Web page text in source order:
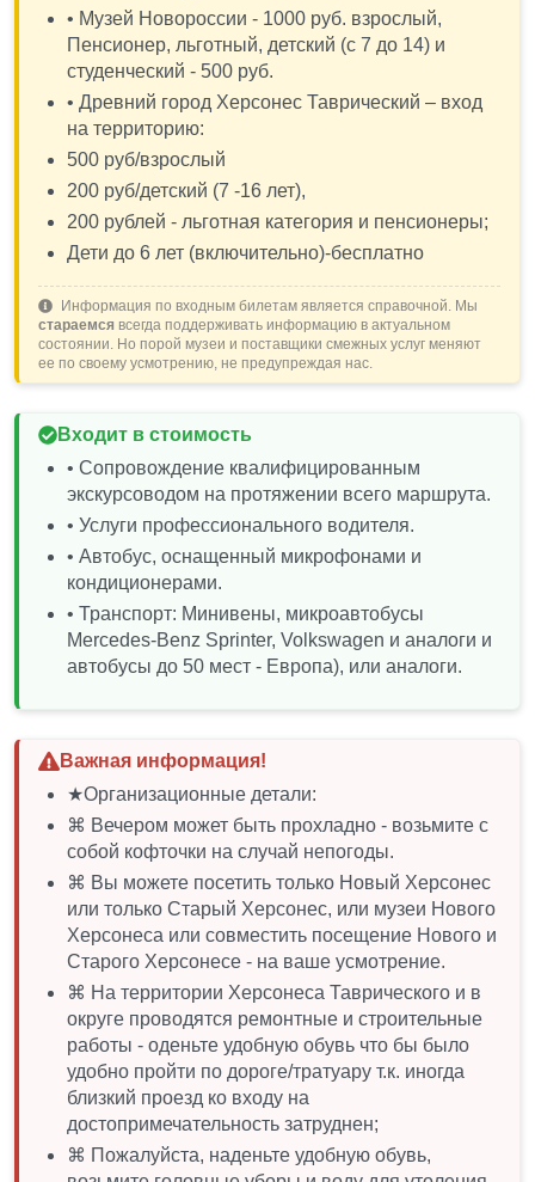
• Музей Новороссии - 1000 руб. взрослый,
Пенсионер, льготный, детский (с 7 до 14) и
студенческий - 500 руб.
• Древний город Херсонес Таврический – вход
на территорию:
500 руб/взрослый
200 руб/детский (7 -16 лет),
200 рублей - льготная категория и пенсионеры;
Дети до 6 лет (включительно)-бесплатно
Информация по входным билетам является справочной. Мы
стараемся всегда поддерживать информацию в актуальном
состоянии. Но порой музеи и поставщики смежных услуг меняют
ее по своему усмотрению, не предупреждая нас.
Входит в стоимость
• Сопровождение квалифицированным
экскурсоводом на протяжении всего маршрута.
• Услуги профессионального водителя.
• Автобус, оснащенный микрофонами и
кондиционерами.
• Транспорт: Минивены, микроавтобусы
Mercedes-Benz Sprinter, Volkswagen и аналоги и
автобусы до 50 мест - Европа), или аналоги.
Важная информация!
★Организационные детали:
⌘ Вечером может быть прохладно - возьмите с
собой кофточки на случай непогоды.
⌘ Вы можете посетить только Новый Херсонес
или только Старый Херсонес, или музеи Нового
Херсонеса или совместить посещение Нового и
Старого Херсонесе - на ваше усмотрение.
⌘ На территории Херсонеса Таврического и в
округе проводятся ремонтные и строительные
работы - оденьте удобную обувь что бы было
удобно пройти по дороге/тратуару т.к. иногда
близкий проезд ко входу на
достопримечательность затруднен;
⌘ Пожалуйста, наденьте удобную обувь,